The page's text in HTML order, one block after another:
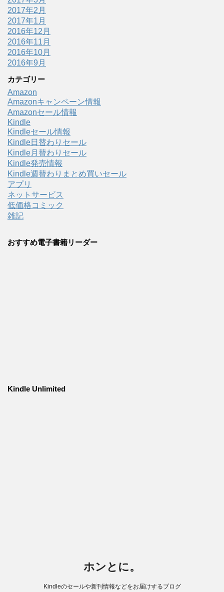
2017年2月
2017年1月
2016年12月
2016年11月
2016年10月
2016年9月
カテゴリー
Amazon
Amazonキャンペーン情報
Amazonセール情報
Kindle
Kindleセール情報
Kindle日替わりセール
Kindle月替わりセール
Kindle発売情報
Kindle週替わりまとめ買いセール
アプリ
ネットサービス
低価格コミック
雑記
おすすめ電子書籍リーダー
Kindle Unlimited
ホンとに。
Kindleのセールや新刊情報などをお届けするブログ